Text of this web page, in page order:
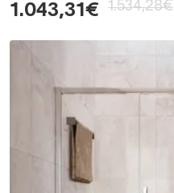
1.043,31€ 1.534,28€